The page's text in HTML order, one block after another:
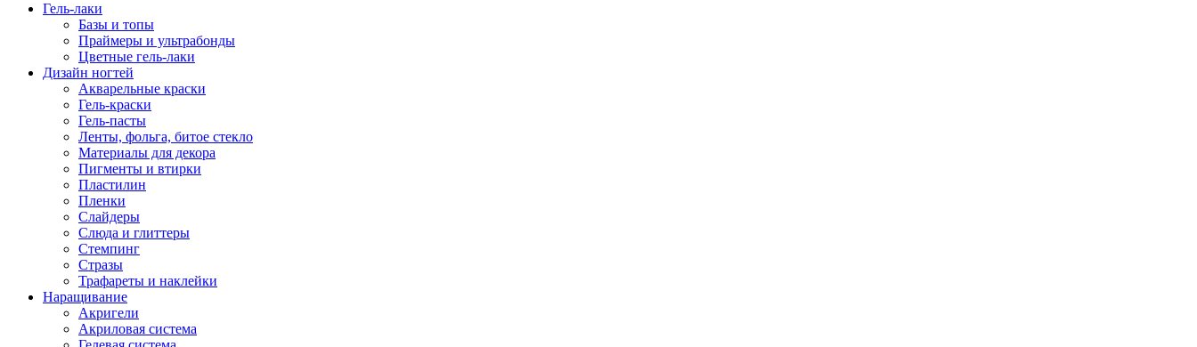
Гель-лаки
Базы и топы
Праймеры и ультрабонды
Цветные гель-лаки
Дизайн ногтей
Акварельные краски
Гель-краски
Гель-пасты
Ленты, фольга, битое стекло
Материалы для декора
Пигменты и втирки
Пластилин
Пленки
Слайдеры
Слюда и глиттеры
Стемпинг
Стразы
Трафареты и наклейки
Наращивание
Акригели
Акриловая система